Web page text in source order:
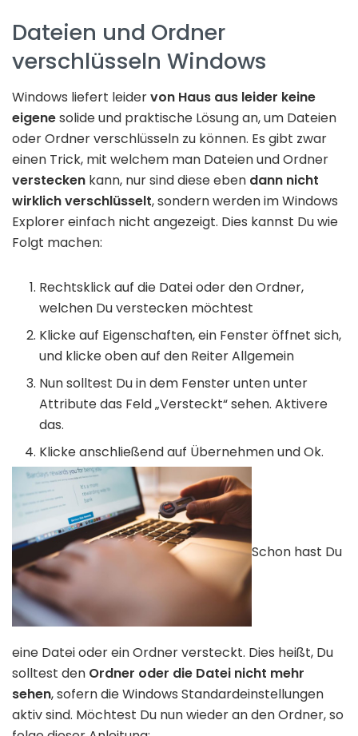
Dateien und Ordner
verschlüsseln Windows
Windows liefert leidervon Haus aus leider keine
eigenesolide und praktische Lösung an, um Dateien
oder Ordner verschlüsseln zu können. Es gibt zwar
einen Trick, mit welchem man Dateien und Ordner
verstecken kann, nur sind diese eben dann nicht
wirklich verschlüsselt, sondern werden im Windows
Explorer einfach nicht angezeigt. Dies kannst Du wie
Folgt machen:
Rechtsklick auf die Datei oder den Ordner,
welchen Du verstecken möchtest
Klicke auf Eigenschaften, ein Fenster öffnet sich,
und klicke oben auf den Reiter Allgemein
Nun solltest Du in dem Fenster unten unter
Attribute das Feld „Versteckt“ sehen. Aktivere
das.
Klicke anschließend auf Übernehmen und Ok.
Schon hast Du
eine Datei oder ein Ordner versteckt. Dies heißt, Du
solltest den Ordner oder die Datei nicht mehr
sehen, sofern die Windows Standardeinstellungen
aktiv sind. Möchtest Du nun wieder an den Ordner, so